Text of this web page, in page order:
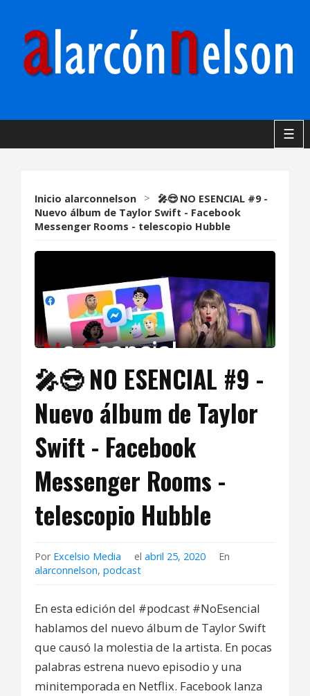
☰
Inicio alarconnelson >
🎤😎 NO ESENCIAL #9 -
Nuevo álbum de Taylor Swift - Facebook
Messenger Rooms - telescopio Hubble
🎤😎 NO ESENCIAL #9 -
Nuevo álbum de Taylor
Swift - Facebook
Messenger Rooms -
telescopio Hubble
Por Excelsio Media elabril 25, 2020
En
alarconnelson, podcast
En esta edición del #podcast #NoEsencial
hablamos del nuevo álbum de Taylor Swift
que causó la molestia de la artista. En pocas
palabras estrena nuevo episodio y una
minitemporada en Netflix. Facebook lanza